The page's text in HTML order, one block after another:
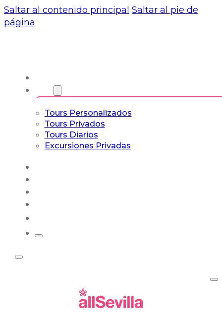
Saltar al contenido principal Saltar al pie de
página
Tours Personalizados
Tours Privados
Tours Diarios
Excursiones Privadas